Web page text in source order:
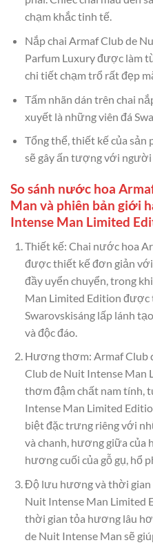
chạm khắc tinh tế.
Nắp chai Armaf Club de
Parfum Luxury được làm
chi tiết chạm trổ rất đẹp
Tấm nhãn dán trên chai
xuyết là những viên đá
Tổng thể, thiết kế của sản
sẽ gây ấn tượng với người
So sánh nước hoa
Man và phiên bản giới
Intense Man Limited
Thiết kế: Chai nước hoa
được thiết kế đơn giản
đầy uyển chuyển, trong
Man Limited Edition được
Swarovskisáng lấp lánh
và độc đáo.
Hương thơm: Armaf Club
Club de Nuit Intense Man
thơm đậm chất nam tính,
Intense Man Limited
biệt đặc trưng riêng với
và chanh, hương giữa của
hương cuối của gỗ gụ, hổ
Độ lưu hương và thời
Nuit Intense Man Limited
thời gian tỏa hương lâu
de Nuit Intense Man sẽ